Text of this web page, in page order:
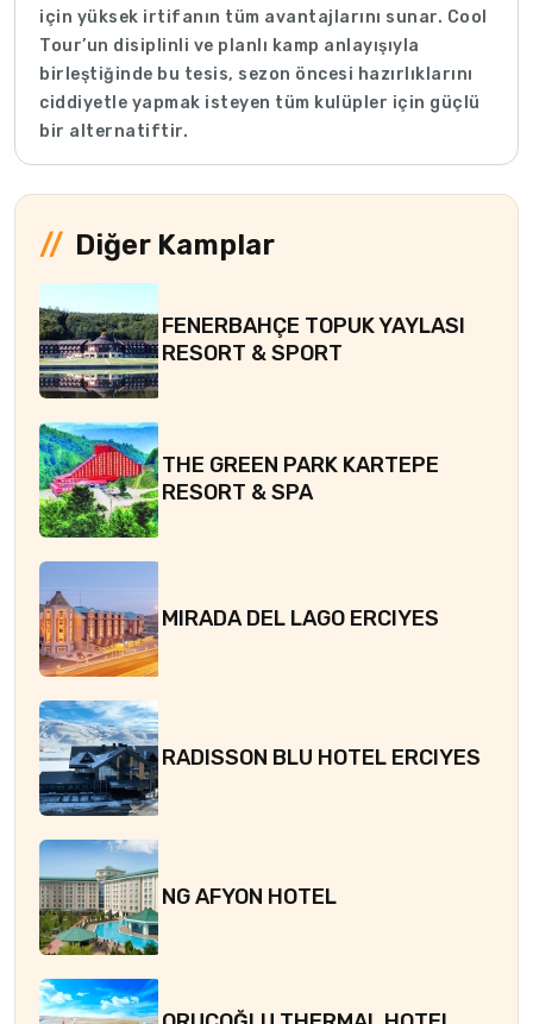
için yüksek irtifanın tüm avantajlarını sunar. Cool
Tour’un disiplinli ve planlı kamp anlayışıyla
birleştiğinde bu tesis, sezon öncesi hazırlıklarını
ciddiyetle yapmak isteyen tüm kulüpler için güçlü
bir alternatiftir.
Diğer Kamplar
FENERBAHÇE TOPUK YAYLASI
RESORT & SPORT
THE GREEN PARK KARTEPE
RESORT & SPA
MIRADA DEL LAGO ERCIYES
RADISSON BLU HOTEL ERCIYES
NG AFYON HOTEL